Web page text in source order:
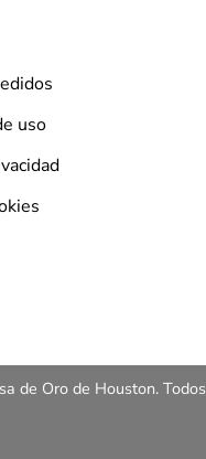
uso
de Oro de Houston.